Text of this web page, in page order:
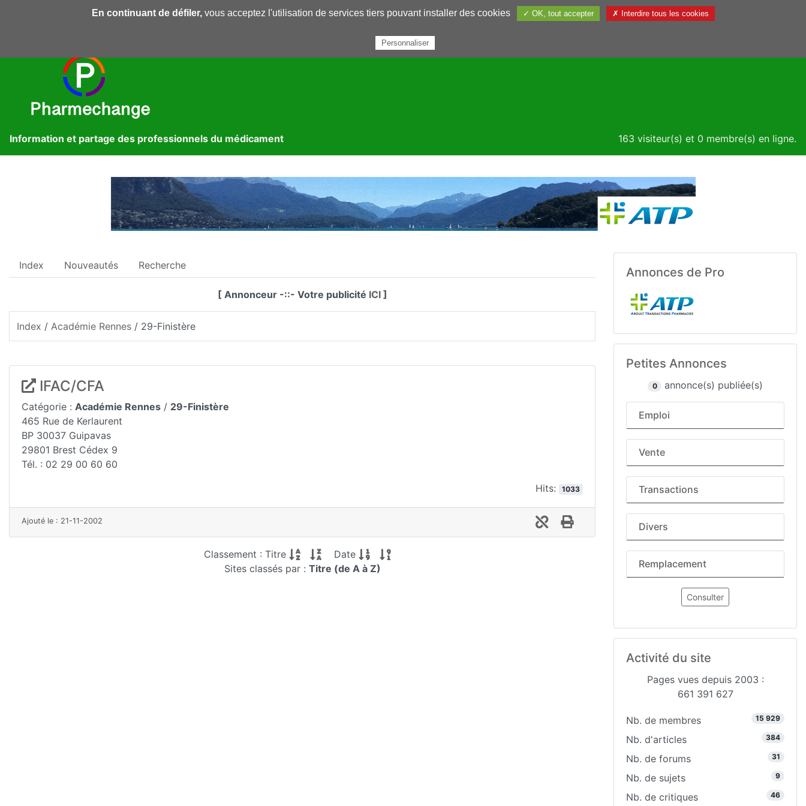
Pharmechange Forums Dossiers Presse Librairie Annuaires Petites annonces Nous contacter Utile
Information et partage des professionnels du médicament 163 visiteur(s) et 0 membre(s) en ligne.
Index Nouveautés Recherche
[ Annonceur -::- Votre publicité ICI]
Index / Académie Rennes / 29-Finistère
IFAC/CFA
Catégorie : Académie Rennes / 29-Finistère
465 Rue de Kerlaurent
BP 30037 Guipavas
29801 Brest Cédex 9
Tél. : 02 29 00 60 60
Hits:
1033
Ajouté le : 21-11-2002
Classement : Titre
Date
Sites classés par : Titre (de A à Z)
Annonces de Pro
Petites Annonces
0 annonce(s) publiée(s)
Emploi
Vente
Transactions
Divers
Remplacement
Consulter
Activité du site
Pages vues depuis 2003 :
661 391 627
Nb. de membres 15 929
Nb. d'articles 384
Nb. de forums 31
Nb. de sujets 9
Nb. de critiques 46
En continuant de défiler,vous acceptez l'utilisation de services tiers pouvant installer des cookies ✓ OK, tout accepter ✗ Interdire tous les cookies
Personnaliser